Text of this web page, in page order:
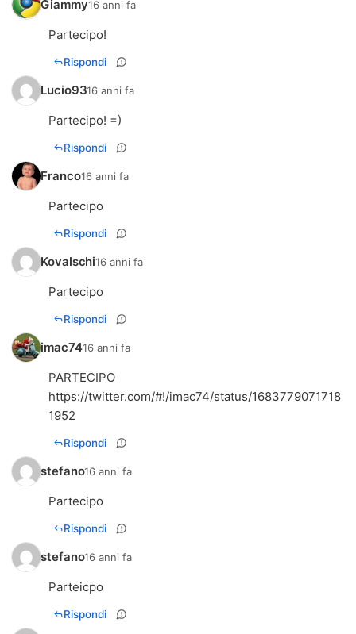
Giammy16 anni fa
Partecipo!
Rispondi
Lucio9316 anni fa
Partecipo! =)
Rispondi
Franco16 anni fa
Partecipo
Rispondi
Kovalschi16 anni fa
Partecipo
Rispondi
imac7416 anni fa
https://twitter.com/#!/imac74/status/1683779071718
1952
Rispondi
stefano16 anni fa
Partecipo
Rispondi
stefano16 anni fa
Parteicpo
Rispondi